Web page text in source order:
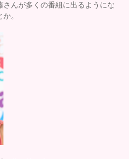
さんが多くの番組に出るようにな
。